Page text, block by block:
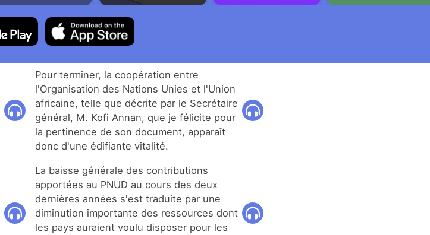
Pour terminer, la coopération entre
l'Organisation des Nations Unies et l'Union
africaine, telle que décrite par le Secrétaire
général, M. Kofi Annan, que je félicite pour
la pertinence de son document, apparaît
donc d'une édifiante vitalité.
La baisse générale des contributions
apportées au PNUD au cours des deux
dernières années s'est traduite par une
diminution importante des ressources dont
les pays auraient voulu disposer pour les